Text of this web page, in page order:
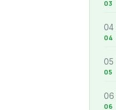
04
05
06